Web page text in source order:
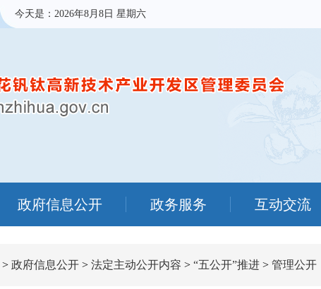
今天是： 2026年8月8日 星期六
政府信息公开 政务服务 互动交流
> 政府信息公开 > 法定主动公开内容 > “五公开”推进 > 管理公开